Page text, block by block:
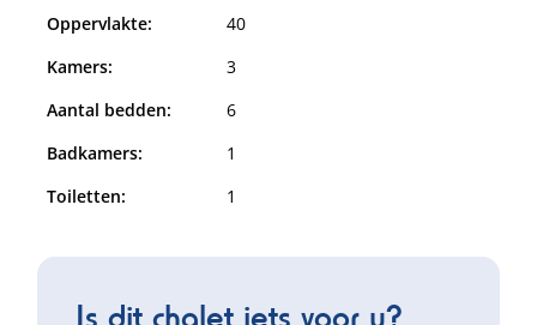
Oppervlakte:
40
Kamers:
3
Aantal bedden:
6
Badkamers:
1
Toiletten:
1
Is dit chalet iets voor u?